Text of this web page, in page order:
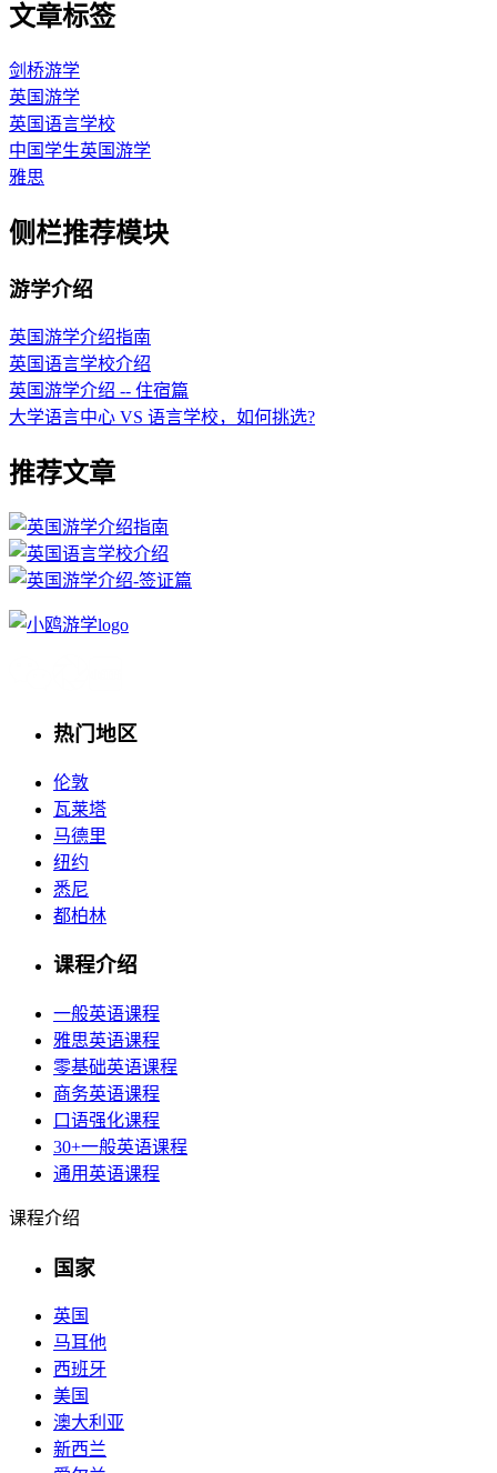
文章标签
剑桥游学
英国游学
英国语言学校
中国学生英国游学
雅思
侧栏推荐模块
游学介绍
英国游学介绍指南
英国语言学校介绍
英国游学介绍 -- 住宿篇
大学语言中心 VS 语言学校，如何挑选?
推荐文章
热门地区
伦敦
瓦莱塔
马德里
纽约
悉尼
都柏林
课程介绍
一般英语课程
雅思英语课程
零基础英语课程
商务英语课程
口语强化课程
30+一般英语课程
通用英语课程
课程介绍
国家
英国
马耳他
西班牙
美国
澳大利亚
新西兰